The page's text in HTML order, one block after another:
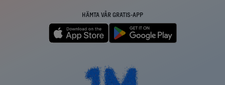
HÄMTA VÅR GRATIS-APP